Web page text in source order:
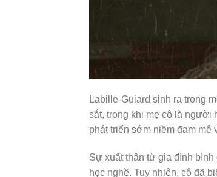
Labille-Guiard sinh ra trong
sắt, trong khi mẹ cô là người
phát triển sớm niềm đam mê
Sự xuất thân từ gia đình bình
học nghề. Tuy nhiên, cô đã